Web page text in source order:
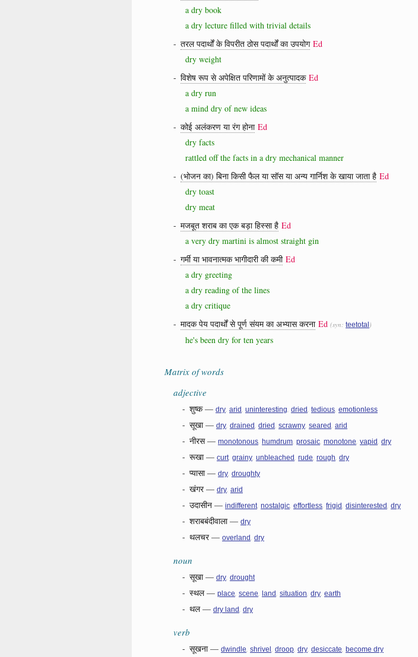
a dry book
a dry lecture filled with trivial details
- तरल पदार्थों के विपरीत ठोस पदार्थों का उपयोग Ed
dry weight
- विशेष रूप से अपेक्षित परिणामों के अनुत्पादक Ed
a dry run
a mind dry of new ideas
- कोई अलंकरण या रंग होना Ed
dry facts
rattled off the facts in a dry mechanical manner
- (भोजन का) बिना किसी फैल या सॉस या अन्य गार्निश के खाया जाता है Ed
dry toast
dry meat
- मजबूत शराब का एक बड़ा हिस्सा है Ed
a very dry martini is almost straight gin
- गर्मी या भावनात्मक भागीदारी की कमी Ed
a dry greeting
a dry reading of the lines
a dry critique
- मादक पेय पदार्थों से पूर्ण संयम का अभ्यास करना Ed (syn: teetotal )
he's been dry for ten years
Matrix of words
adjective
- शुष्क— dry, arid, uninteresting, dried, tedious, emotionless
- सूखा— dry, drained, dried, scrawny, seared, arid
- नीरस— monotonous, humdrum, prosaic, monotone, vapid, dry
- रूखा— curt, grainy, unbleached, rude, rough, dry
- प्यासा— dry, droughty
- खंगर— dry, arid
- उदासीन — indifferent, nostalgic, effortless, frigid, disinterested, dry
- शराबबंदीवाला— dry
- थलचर— overland, dry
noun
- सूखा— dry, drought
- स्थल— place, scene, land, situation, dry, earth
- थल— dry land, dry
verb
- सूखना— dwindle, shrivel , droop, dry, desiccate, become dry